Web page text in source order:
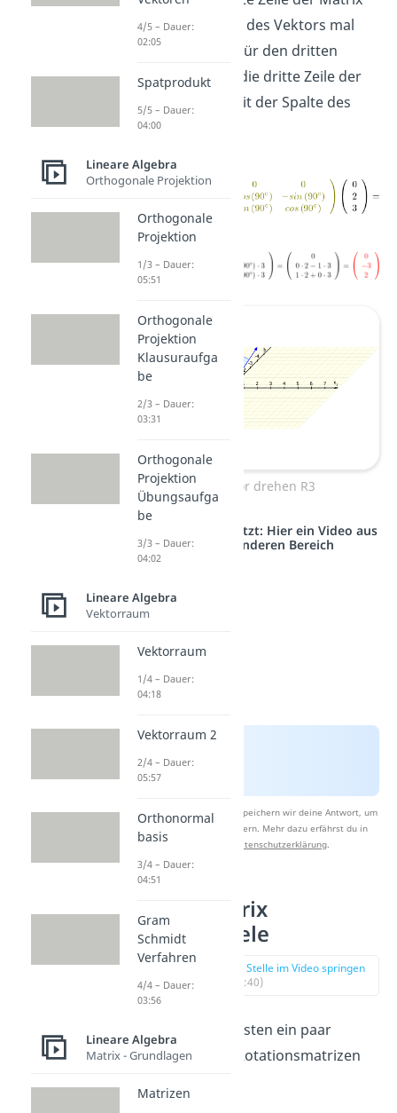
mit der Spalte des Vektors mal
nehmen und für den dritten
Eintrag dann die dritte Zeile der
Drehmatrix mit der Spalte des
Vektors:
Vektor drehen R3
Studyflix vernetzt: Hier ein Video aus
einem anderen Bereich
Nach Beantwortung speichern wir deine Antwort, um
Studyflix zu verbessern. Mehr dazu erfährst du in
Datenschutzerklärung.
Drehmatrix
R2 Beispiele
zur Stelle im Video springen
(00:40)
Rechne am besten ein paar
Übungen Zu Rotationsmatrizen
4/5 – Dauer:
02:05
Spatprodukt
5/5 – Dauer:
04:00
Lineare Algebra
Orthogonale Projektion
Orthogonale
Projektion
1/3 – Dauer:
05:51
Orthogonale
Projektion
Klausuraufga
be
2/3 – Dauer:
03:31
Orthogonale
Projektion
Übungsaufga
be
3/3 – Dauer:
04:02
Lineare Algebra
Vektorraum
Vektorraum
1/4 – Dauer:
04:18
Vektorraum 2
2/4 – Dauer:
05:57
Orthonormal
basis
3/4 – Dauer:
04:51
Gram
Schmidt
Verfahren
4/4 – Dauer:
03:56
Lineare Algebra
Matrix - Grundlagen
Matrizen